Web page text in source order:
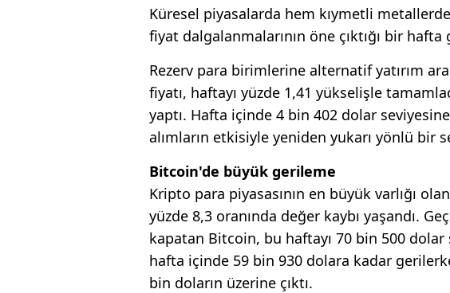
Küresel piyasalarda hem kıymetli
fiyat dalgalanmalarının öne çıktığı bir hafta
Rezerv para birimlerine alternatif yatırım
fiyatı, haftayı yüzde 1,41 yükselişle
yaptı. Hafta içinde 4 bin 402 dolar
alımların etkisiyle yeniden yukarı yönlü bir
Bitcoin'de büyük gerileme
Kripto para piyasasının en büyük varlığı
yüzde 8,3 oranında değer kaybı yaşandı.
kapatan Bitcoin, bu haftayı 70 bin 500
hafta içinde 59 bin 930 dolara kadar
bin doların üzerine çıktı.